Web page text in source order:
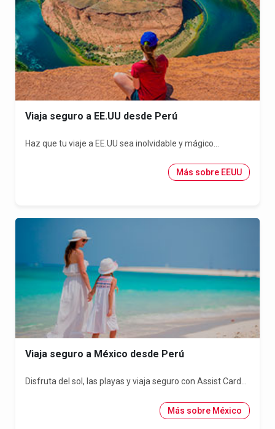
Viaja seguro a EE.UU desde Perú
Haz que tu viaje a EE.UU sea inolvidable y mágico...
Más sobre EEUU
Viaja seguro a México desde Perú
Disfruta del sol, las playas y viaja seguro con Assist Card...
Más sobre México